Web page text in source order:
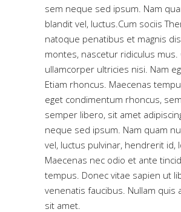
sem neque sed ipsum. Nam
blandit vel, luctus.Cum sociis
natoque penatibus et magnis
montes, nascetur ridiculus mus.
ullamcorper ultricies nisi. Nam
Etiam rhoncus. Maecenas
eget condimentum rhoncus,
semper libero, sit amet
neque sed ipsum. Nam quam
vel, luctus pulvinar, hendrerit id,
Maecenas nec odio et ante
tempus. Donec vitae sapien ut
venenatis faucibus. Nullam quis
sit amet.